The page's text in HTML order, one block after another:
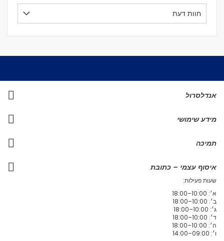
חוות דעת
אנדלסרול
מידע שימושי
תמיכה
איסוף עצמי – כתובת
שעות פעילות:
א׳: 10:00–18:00
ב׳: 10:00–18:00
ג׳: 10:00–18:00
ד׳: 10:00–18:00
ה׳: 10:00–18:00
ו׳: 09:00–14:00